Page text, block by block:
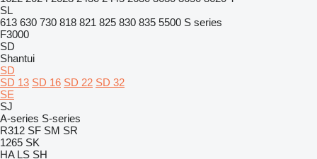
SL
613 630 730 818 821 825 830 835 5500 S series
F3000
SD
Shantui
SD
SD 13 SD 16 SD 22 SD 32
SE
SJ
A-series S-series
R312 SF SM SR
1265 SK
HA LS SH